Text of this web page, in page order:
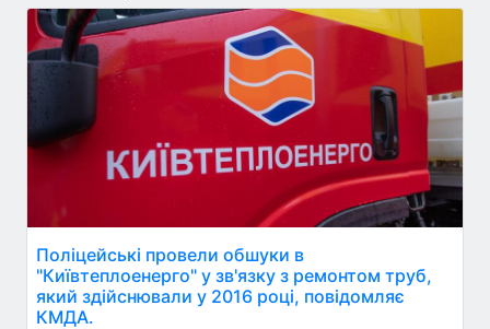
Поліцейські провели обшуки в
"Київтеплоенерго" у зв'язку з ремонтом труб,
який здійснювали у 2016 році, повідомляє
КМДА.